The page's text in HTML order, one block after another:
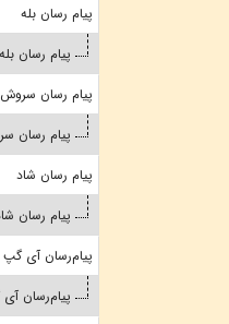
پیام رسان بله
پیام رسان بله
پیام رسان
پیام رسان
پیام رسان شاد
پیام رسان
پیام‌رسان آی گپ
پیام‌رسان